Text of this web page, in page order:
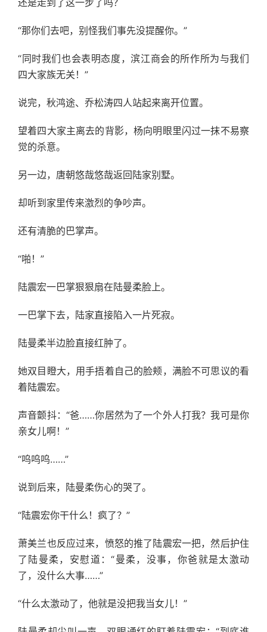
还是走到了这一步了吗？
“那你们去吧，别怪我们事先没提醒你。”
“同时我们也会表明态度，滨江商会的所作所为与我们
四大家族无关！”
说完，秋鸿途、乔松涛四人站起来离开位置。
望着四大家主离去的背影，杨向明眼里闪过一抹不易察
觉的杀意。
另一边，唐朝悠哉悠哉返回陆家别墅。
却听到家里传来激烈的争吵声。
还有清脆的巴掌声。
“啪！”
陆震宏一巴掌狠狠扇在陆曼柔脸上。
一巴掌下去，陆家直接陷入一片死寂。
陆曼柔半边脸直接红肿了。
她双目瞪大，用手捂着自己的脸颊，满脸不可思议的看
着陆震宏。
声音颤抖：“爸……你居然为了一个外人打我？我可是你
亲女儿啊！”
“呜呜呜……”
说到后来，陆曼柔伤心的哭了。
“陆震宏你干什么！疯了？”
萧美兰也反应过来，愤怒的推了陆震宏一把，然后护住
了陆曼柔，安慰道：“曼柔，没事，你爸就是太激动
了，没什么大事……”
“什么太激动了，他就是没把我当女儿！”